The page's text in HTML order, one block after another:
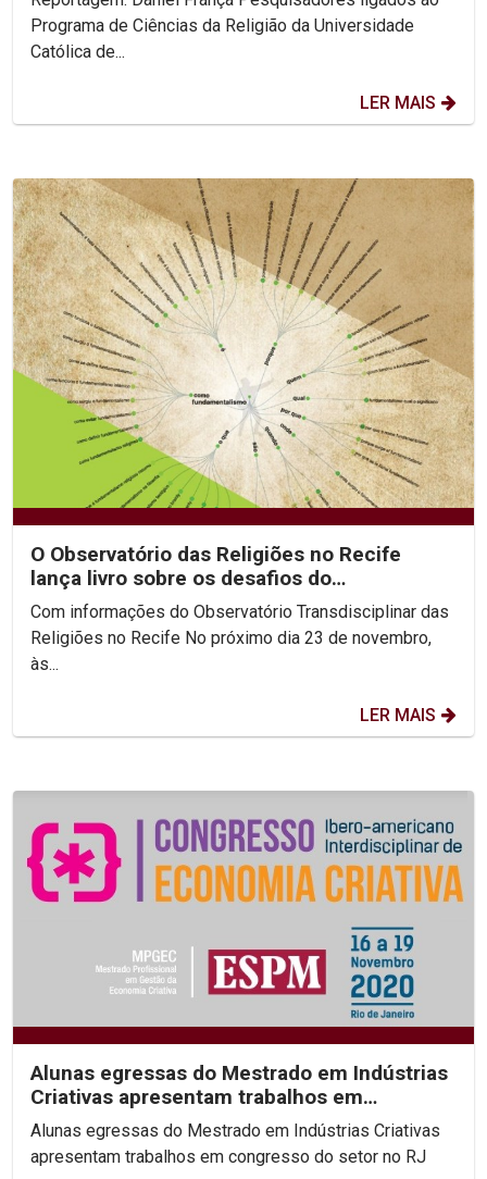
Programa de Ciências da Religião da Universidade
Católica de...
LER MAIS
O Observatório das Religiões no Recife
lança livro sobre os desafios do
Fundamentalismo
Com informações do Observatório Transdisciplinar das
Religiões no Recife No próximo dia 23 de novembro,
às...
LER MAIS
Alunas egressas do Mestrado em Indústrias
Criativas apresentam trabalhos em
congresso do setor no RJ
Alunas egressas do Mestrado em Indústrias Criativas
apresentam trabalhos em congresso do setor no RJ